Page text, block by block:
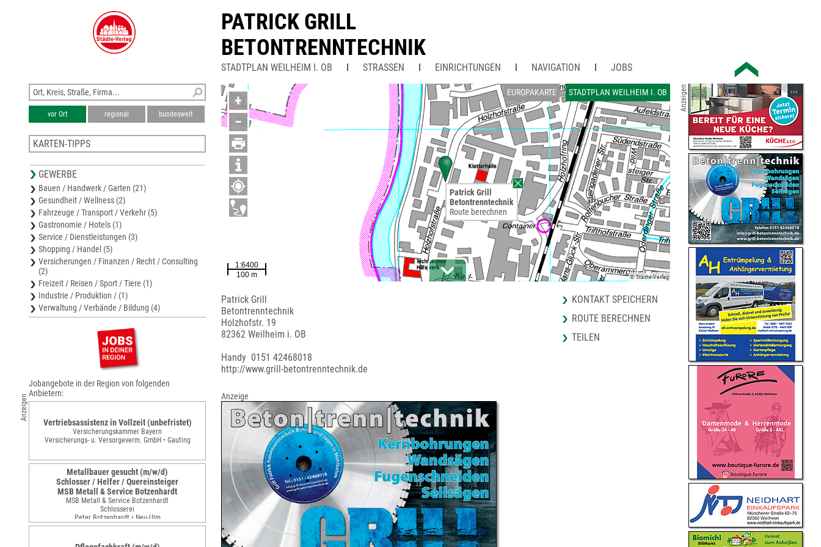
PATRICK GRILL
BETONTRENNTECHNIK
STADTPLAN WEILHEIM I. OB STRASSEN EINRICHTUNGEN NAVIGATION JOBS
EUROPAKARTE STADTPLAN WEILHEIM I. OB
+
−
© Städte-Verlag
Patrick Grill
Betontrenntechnik
Route berechnen
Patrick Grill
Betontrenntechnik
Holzhofstr. 19
82362 Weilheim i. OB
Handy 0151 42468018
http://www.grill-betontrenntechnik.de
KONTAKT SPEICHERN
ROUTE BERECHNEN
TEILEN
Anzeige
vor Ort regional bundesweit
KARTEN-TIPPS
Stadtplan Markt Peißenberg
Stadtplan Tutzing
Stadtplan Markt Murnau a. Staffelsee
Stadtplan Herrsching
GEWERBE
Bauen / Handwerk / Garten (21)
Gesundheit / Wellness (2)
Fahrzeuge / Transport / Verkehr (5)
Gastronomie / Hotels (1)
Service / Dienstleistungen (3)
Shopping / Handel (5)
Versicherungen / Finanzen / Recht / Consulting
(2)
Freizeit / Reisen / Sport / Tiere (1)
Industrie / Produktion / (1)
Verwaltung / Verbände / Bildung (4)
Anzeigen
Jobangebote in der Region von folgenden
Anbietern:
Vertriebsassistenz in Vollzeit (unbefristet)
Versicherungskammer Bayern
Versicherungs- u. Versorgeverm. GmbH • Gauting
Metallbauer gesucht (m/w/d)
Schlosser / Helfer / Quereinsteiger
MSB Metall & Service Botzenhardt
MSB Metall & Service Botzenhardt
Schlosserei
Peter Botzenhardt • Neu-Ulm
Anzeigen